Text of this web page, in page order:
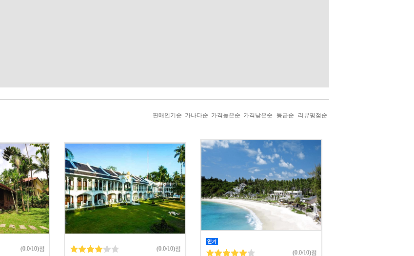
판매인기순 가나다순 가격높은순 가격낮은순 등급순 리뷰평점순
(0.0/10)점 (0.0/10)점
(0.0/10)점